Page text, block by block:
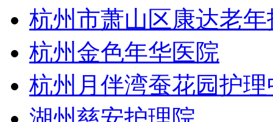
杭州市萧山区康达老
杭州金色年华医院
杭州月伴湾蚕花园护理